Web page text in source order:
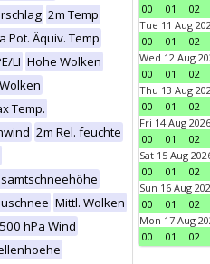
2m Temp
Pot. Äquiv. Temp
LI Hohe Wolken
Temp.
2m Rel. feuchte
Mittl. Wolken
500 hPa Wind
00
01 02
Tue 11 Aug
00
01 02
Wed 12 Aug
00
01 02
Thu 13 Aug
00
01 02
Fri 14 Aug 2026
00
01 02
Sat 15 Aug
00
01 02
Sun 16 Aug
00
01 02
Mon 17 Aug
00
01 02